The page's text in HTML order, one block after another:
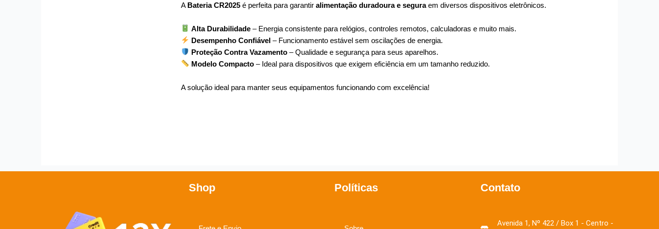
A Bateria CR2025 é perfeita para garantir alimentação duradoura e seguraem diversos dispositivos eletrônicos.
Alta Durabilidade – Energia consistente para relógios, controles remotos, calculadoras e muito mais.
Desempenho Confiável – Funcionamento estável sem oscilações de energia.
Proteção Contra Vazamento – Qualidade e segurança para seus aparelhos.
Modelo Compacto – Ideal para dispositivos que exigem eficiência em um tamanho reduzido.
A solução ideal para manter seus equipamentos funcionando com excelência!
Shop Políticas Contato
Avenida 1, Nº 422 / Box 1 - Centro -